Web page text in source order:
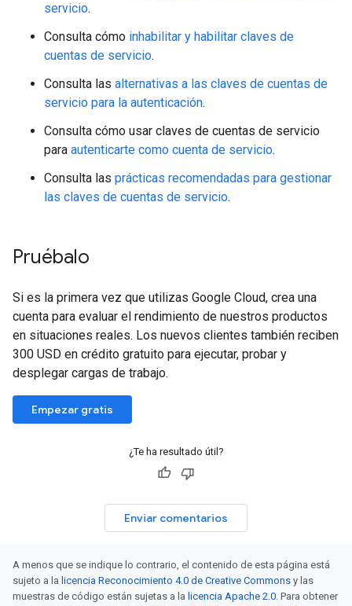
servicio.
Consulta cómo inhabilitar y habilitar claves de
cuentas de servicio.
Consulta las alternativas a las claves de cuentas de
servicio para la autenticación.
Consulta cómo usar claves de cuentas de servicio
para autenticarte como cuenta de servicio.
Consulta las prácticas recomendadas para gestionar
las claves de cuentas de servicio.
Pruébalo
Si es la primera vez que utilizas Google Cloud, crea una
cuenta para evaluar el rendimiento de nuestros productos
en situaciones reales. Los nuevos clientes también reciben
300 USD en crédito gratuito para ejecutar, probar y
desplegar cargas de trabajo.
Empezar gratis
¿Te ha resultado útil?
Enviar comentarios
A menos que se indique lo contrario, el contenido de esta página está
sujeto a la licencia Reconocimiento 4.0 de Creative Commons y las
muestras de código están sujetas a la licencia Apache 2.0. Para obtener